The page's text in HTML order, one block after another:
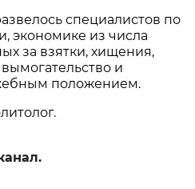
специалистов по
экономике из числа
за взятки, хищения,
и
положением.